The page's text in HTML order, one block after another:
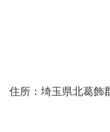
住所：埼玉県北葛飾